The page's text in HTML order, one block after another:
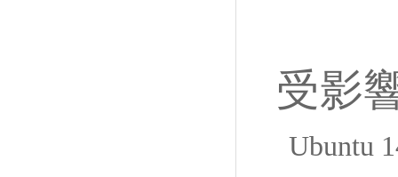
受影
Ubuntu